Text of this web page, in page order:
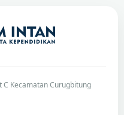
C Kecamatan Curugbitung